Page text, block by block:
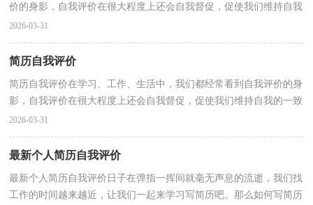
价的身影，自我评价在很大程度上还会自我督促，促使我们维持自我
的一致性。你知道自我评价怎样才能写的好吗？下面是...
2026-03-31
简历自我评价
简历自我评价在学习、工作、生活中，我们都经常看到自我评价的身
影，自我评价在很大程度上还会自我督促，促使我们维持自我的一致
性。那么自我评价一般是怎么写的呢？下面是小编整理...
2026-03-31
最新个人简历自我评价
最新个人简历自我评价日子在弹指一挥间就毫无声息的流逝，我们找
工作的时间越来越近，让我们一起来学习写简历吧。那么如何写简历